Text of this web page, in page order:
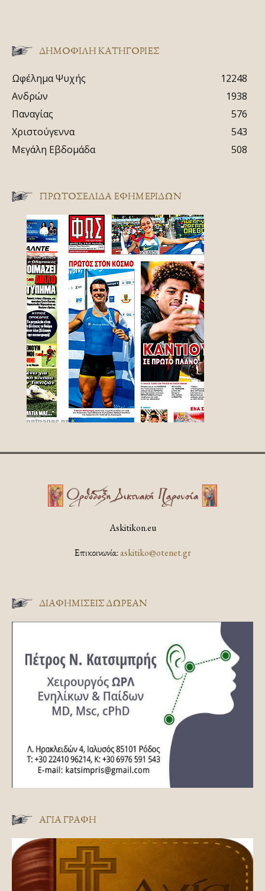
ΔΗΜΟΦΙΛΗ ΚΑΤΗΓΟΡΙΕΣ
Ωφέλημα Ψυχής
12248
Ανδρών
1938
Παναγίας
576
Χριστούγεννα
543
Μεγάλη Εβδομάδα
508
ΠΡΩΤΟΣΈΛΙΔΑ ΕΦΗΜΕΡΊΔΩΝ
Askitikon.eu
Επικοινωνία:askitiko@otenet.gr
ΔΙΑΦΗΜΊΣΕΙΣ ΔΩΡΕΆΝ
ΑΓΊΑ ΓΡΑΦΉ